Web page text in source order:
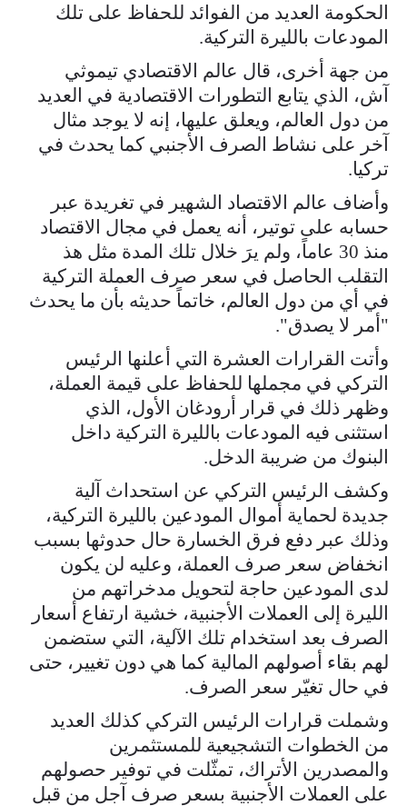
الحكومة العديد من الفوائد للحفاظ على تلك
المودعات بالليرة التركية.
من جهة أخرى، قال عالم الاقتصادي تيموثي
آش، الذي يتابع التطورات الاقتصادية في العديد
من دول العالم، ويعلق عليها، إنه لا يوجد مثال
آخر على نشاط الصرف الأجنبي كما يحدث في
تركيا.
وأضاف عالم الاقتصاد الشهير في تغريدة عبر
حسابه على توتير، أنه يعمل في مجال الاقتصاد
منذ 30 عاماً، ولم يرَ خلال تلك المدة مثل هذ
التقلب الحاصل في سعر صرف العملة التركية
في أي من دول العالم، خاتماً حديثه بأن ما يحدث
"أمر لا يصدق".
وأتت القرارات العشرة التي أعلنها الرئيس
التركي في مجملها للحفاظ على قيمة العملة،
وظهر ذلك في قرار أرودغان الأول، الذي
استثنى فيه المودعات بالليرة التركية داخل
البنوك من ضريبة الدخل.
وكشف الرئيس التركي عن استحداث آلية
جديدة لحماية أموال المودعين بالليرة التركية،
وذلك عبر دفع فرق الخسارة حال حدوثها بسبب
انخفاض سعر صرف العملة، وعليه لن يكون
لدى المودعين حاجة لتحويل مدخراتهم من
الليرة إلى العملات الأجنبية، خشية ارتفاع أسعار
الصرف بعد استخدام تلك الآلية، التي ستضمن
لهم بقاء أصولهم المالية كما هي دون تغيير، حتى
في حال تغيّر سعر الصرف.
وشملت قرارات الرئيس التركي كذلك العديد
من الخطوات التشجيعية للمستثمرين
والمصدرين الأتراك، تمثّلت في توفير حصولهم
على العملات الأجنبية بسعر صرف آجل من قبل